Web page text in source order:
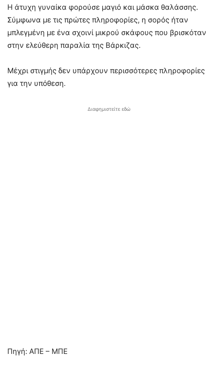
Η άτυχη γυναίκα φορούσε μαγιό και μάσκα θαλάσσης.
Σύμφωνα με τις πρώτες πληροφορίες, η σορός ήταν
μπλεγμένη με ένα σχοινί μικρού σκάφους που βρισκόταν
στην ελεύθερη παραλία της Βάρκιζας.
Μέχρι στιγμής δεν υπάρχουν περισσότερες πληροφορίες
για την υπόθεση.
Διαφημιστείτε εδώ
Πηγή: ΑΠΕ – ΜΠΕ